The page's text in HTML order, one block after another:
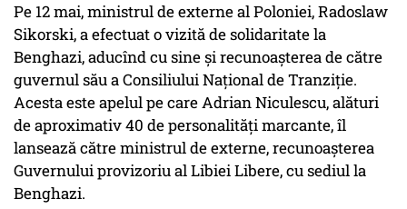
Pe 12 mai, ministrul de externe al Poloniei, Radoslaw
Sikorski, a efectuat o vizită de solidaritate la
Benghazi, aducînd cu sine şi recunoaşterea de către
guvernul său a Consiliului Naţional de Tranziţie.
Acesta este apelul pe care Adrian Niculescu, alături
de aproximativ 40 de personalități marcante, îl
lansează către ministrul de externe, recunoașterea
Guvernului provizoriu al Libiei Libere, cu sediul la
Benghazi.